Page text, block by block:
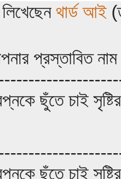
থার্ড আই
প্রস্তাবিত
ছুঁতে চাই
ছুঁতে চাই